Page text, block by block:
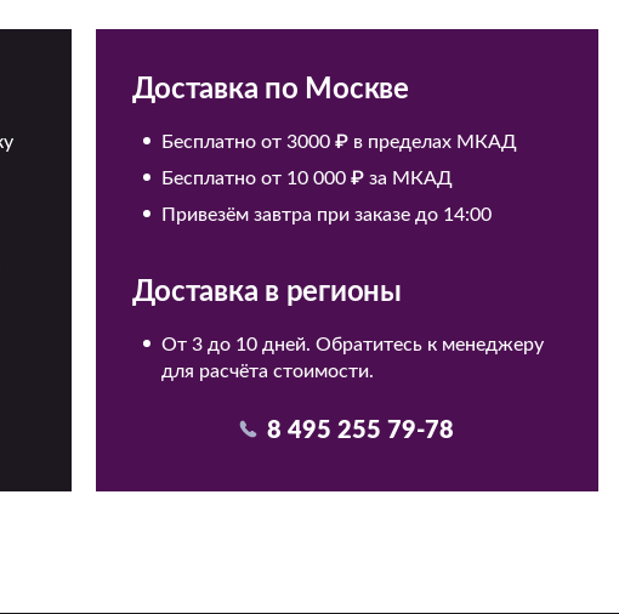
Доставка по Москве
Бесплатно от 3000 ₽ в пределах МКАД
Бесплатно от 10 000 ₽ за МКАД
Привезём завтра при заказе до 14:00
Доставка в регионы
От 3 до 10 дней. Обратитесь к менеджеру
для расчёта стоимости.
8 495 255 79-78